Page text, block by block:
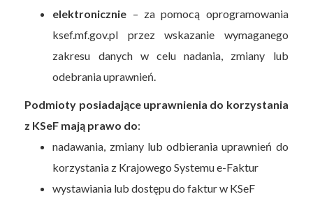
elektronicznie – za pomocą oprogramowania
ksef.mf.gov.pl przez wskazanie wymaganego
zakresu danych w celu nadania, zmiany lub
odebrania uprawnień.
Podmioty posiadające uprawnienia do korzystania
z KSeF mają prawo do:
nadawania, zmiany lub odbierania uprawnień do
korzystania z Krajowego Systemu e-Faktur
wystawiania lub dostępu do faktur w KSeF